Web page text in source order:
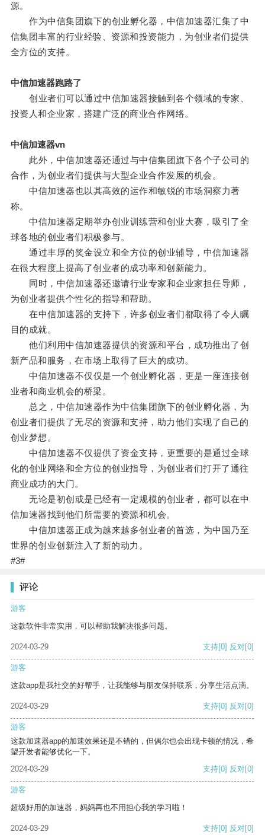
源。
作为中信集团旗下的创业孵化器，中信加速器汇集了中
信集团丰富的行业经验、资源和投资能力，为创业者们提供
全方位的支持。
中信加速器跑路了
创业者们可以通过中信加速器接触到各个领域的专家、
投资人和企业家，搭建广泛的商业合作网络。
中信加速器vn
此外，中信加速器还通过与中信集团旗下各个子公司的
合作，为创业者们提供与大型企业合作发展的机会。
中信加速器也以其高效的运作和敏锐的市场洞察力著
称。
中信加速器定期举办创业训练营和创业大赛，吸引了全
球各地的创业者们积极参与。
通过丰厚的奖金设立和全方位的创业辅导，中信加速器
在很大程度上提高了创业者的成功率和创新能力。
同时，中信加速器还邀请行业专家和企业家担任导师，
为创业者提供个性化的指导和帮助。
在中信加速器的支持下，许多创业者们都取得了令人瞩
目的成就。
他们利用中信加速器提供的资源和平台，成功推出了创
新产品和服务，在市场上取得了巨大的成功。
中信加速器不仅仅是一个创业孵化器，更是一座连接创
业者和商业机会的桥梁。
总之，中信加速器作为中信集团旗下的创业孵化器，为
创业者们提供了无尽的资源和支持，助力他们实现了自己的
创业梦想。
中信加速器不仅提供了资金支持，更重要的是通过全球
化的创业网络和全方位的创业指导，为创业者们打开了通往
商业成功的大门。
无论是初创或是已经有一定规模的创业者，都可以在中
信加速器找到他们所需要的资源和机会。
中信加速器正成为越来越多创业者的首选，为中国乃至
世界的创业创新注入了新的动力。
#3#
评论
游客
这款软件非常实用，可以帮助我解决很多问题。
2024-03-29 支持[0] 反对[0]
游客
这款app是我社交的好帮手，让我能够与朋友保持联系，分享生活点滴。
2024-03-29 支持[0] 反对[0]
游客
这款加速器app的加速效果还是不错的，但偶尔也会出现卡顿的情况，希
望开发者能够优化一下。
2024-03-29
支持[0] 反对[0]
游客
超级好用的加速器，妈妈再也不用担心我的学习啦！
2024-03-29 支持[0] 反对[0]